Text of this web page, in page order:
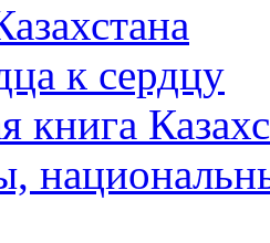
к сердцу
книга